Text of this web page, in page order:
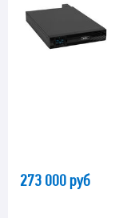
273 000 руб